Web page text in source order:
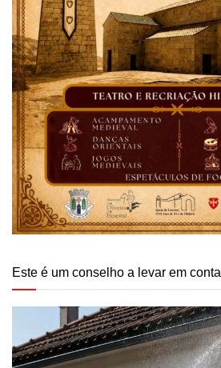
Este é um conselho a levar em conta